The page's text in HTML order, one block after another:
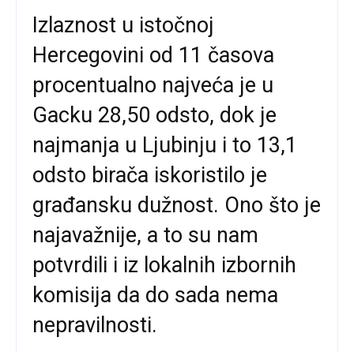
Izlaznost u istočnoj
Hercegovini od 11 časova
procentualno najveća je u
Gacku 28,50 odsto, dok je
najmanja u Ljubinju i to 13,1
odsto birača iskoristilo je
građansku dužnost. Ono što je
najavažnije, a to su nam
potvrdili i iz lokalnih izbornih
komisija da do sada nema
nepravilnosti.